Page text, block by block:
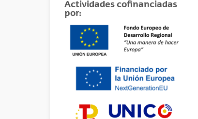
Actividades cofinanciadas
por: